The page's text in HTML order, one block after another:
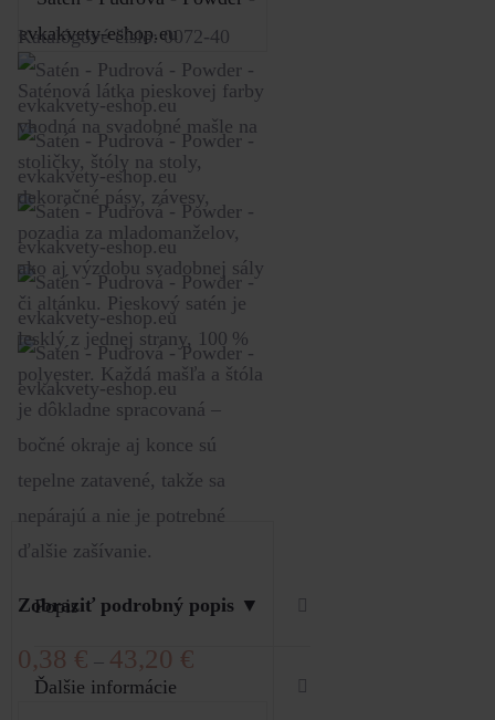
Katalógové číslo: 0072-40
Saténová látka pieskovej farby
vhodná na svadobné mašle na
stoličky, štóly na stoly,
dekoračné pásy, závesy,
pozadia za mladomanželov,
ako aj výzdobu svadobnej sály
či altánku. Pieskový satén je
lesklý z jednej strany, 100 %
polyester. Každá mašľa a štóla
je dôkladne spracovaná –
bočné okraje aj konce sú
tepelne zatavené, takže sa
nepárajú a nie je potrebné
ďalšie zašívanie.
Zobraziť podrobný popis ▼
0,38 € – 43,20 €
Popis
Ďalšie informácie